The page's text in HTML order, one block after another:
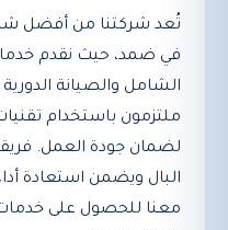
تُعد شركتنا من أفضل
في ضمد، حيث نقدم
الشامل والصيانة
ملتزمون باستخدام
لضمان جودة العمل.
البال ويضمن استعادة
معنا للحصول على